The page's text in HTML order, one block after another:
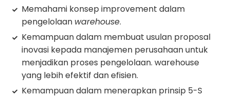
Memahami konsep improvement dalam
pengelolaan warehouse.
Kemampuan dalam membuat usulan proposal
inovasi kepada manajemen perusahaan untuk
menjadikan proses pengelolaan. warehouse
yang lebih efektif dan efisien.
Kemampuan dalam menerapkan prinsip 5-S